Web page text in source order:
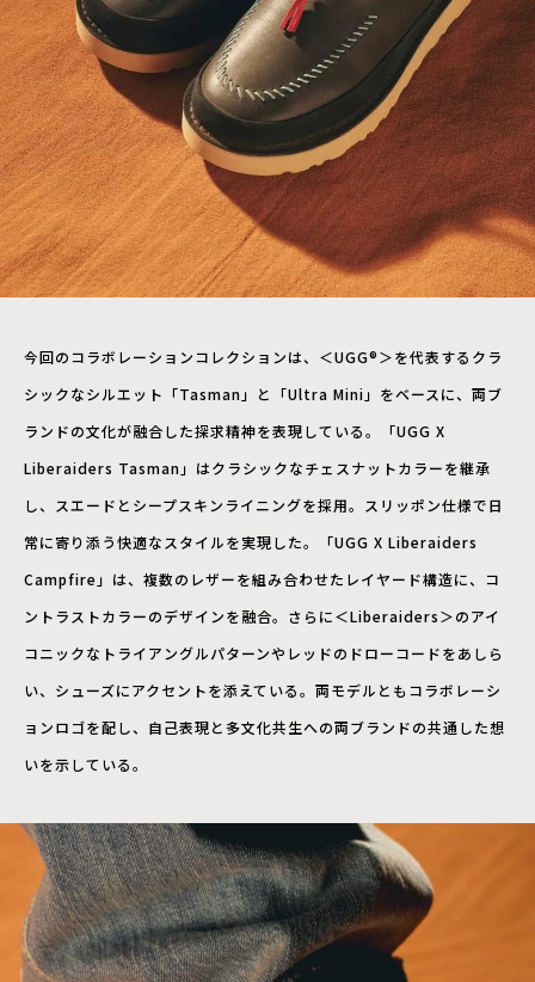
今回のコラボレーションコレクションは、＜UGG®＞を代表するクラ
シックなシルエット「Tasman」と「Ultra Mini」をベースに、両ブ
ランドの文化が融合した探求精神を表現している。「UGG X
Liberaiders Tasman」はクラシックなチェスナットカラーを継承
し、スエードとシープスキンライニングを採用。スリッポン仕様で日
常に寄り添う快適なスタイルを実現した。「UGG X Liberaiders
Campfire」は、複数のレザーを組み合わせたレイヤード構造に、コ
ントラストカラーのデザインを融合。さらに＜Liberaiders＞のアイ
コニックなトライアングルパターンやレッドのドローコードをあしら
い、シューズにアクセントを添えている。両モデルともコラボレーシ
ョンロゴを配し、自己表現と多文化共生への両ブランドの共通した想
いを示している。